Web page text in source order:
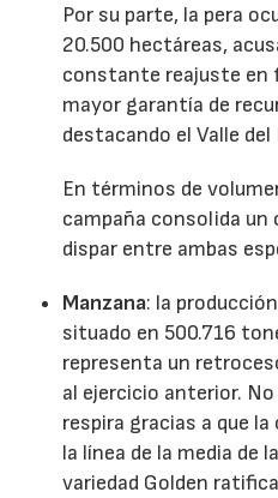
Por su parte, la pera
20.500 hectáreas,
constante reajuste en
mayor garantía de
destacando el Valle del
En términos de
campaña consolida
dispar entre ambas
Manzana: la
situado en 500.716
representa un
al ejercicio anterior.
respira gracias a que
la línea de la media de
variedad Golden